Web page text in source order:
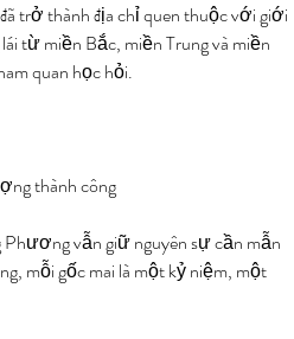
trở thành địa chỉ quen thuộc với giới
từ miền Bắc, miền Trung và miền
quan học hỏi.
thành công
vẫn giữ nguyên sự cần mẫn
mỗi gốc mai là một kỷ niệm, một